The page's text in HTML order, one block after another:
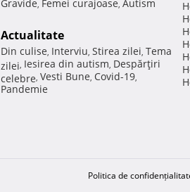
Gravide, Femei curajoase, Autism
Actualitate
Din culise, Interviu, Stirea zilei, Tema
zilei, Iesirea din autism, Despărţiri
celebre, Vesti Bune, Covid-19,
Pandemie
Politica de